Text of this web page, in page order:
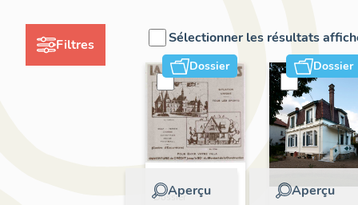
Filtres Sélectionner les résultats
Dossier
Aperçu
Dossier
Dossier
Aperçu